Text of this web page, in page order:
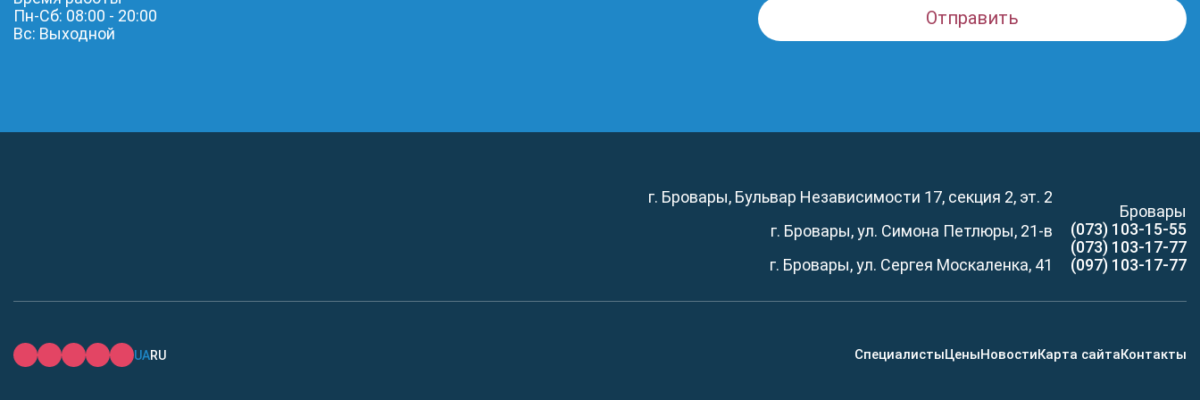
Пн-Сб: 08:00 - 20:00
Вс: Выходной
г. Бровары, Бульвар Независимости 17, секция 2, эт. 2
г. Бровары, ул. Симона Петлюры, 21-в
г. Бровары, ул. Сергея Москаленка, 41
Бровары
(073) 103-15-55
(073) 103-17-77
(097) 103-17-77
UARU СпециалистыЦеныНовостиКарта сайтаКонтакты